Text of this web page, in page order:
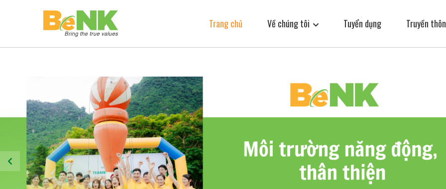
Trang chủ
+
Truyền thông – văn hóa
Tin tức
Liên hệ
Trang chủ Về chúng tôi Tuyển dụng Truyền